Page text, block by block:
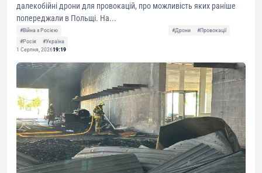
далекобійні дрони для провокацій, про можливість яких раніше
попереджали в Польщі. На...
#Війна з Росією #Дрони
#Провокації
#Росія
#Україна
1 Серпня, 202619:19